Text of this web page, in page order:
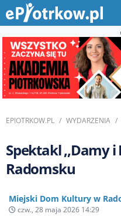
EPIOTRKOW.PL WYDARZENIA
Spektakl ,,Damy
Radomsku
Miejski Dom Kultury w
czw., 28 maja 2026 14:29